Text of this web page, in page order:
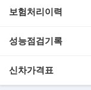
- 연 식 : 2024년
- 주행거리 : 25,945Km
▶옵션 내역
보험처리이력
성능점검기록
신차가격표